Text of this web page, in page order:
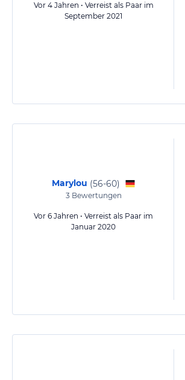
Vor 4 Jahren • Verreist als Paar im
September 2021
Marylou (56-60)
3Bewertungen
Vor 6 Jahren • Verreist als Paar im
Januar 2020